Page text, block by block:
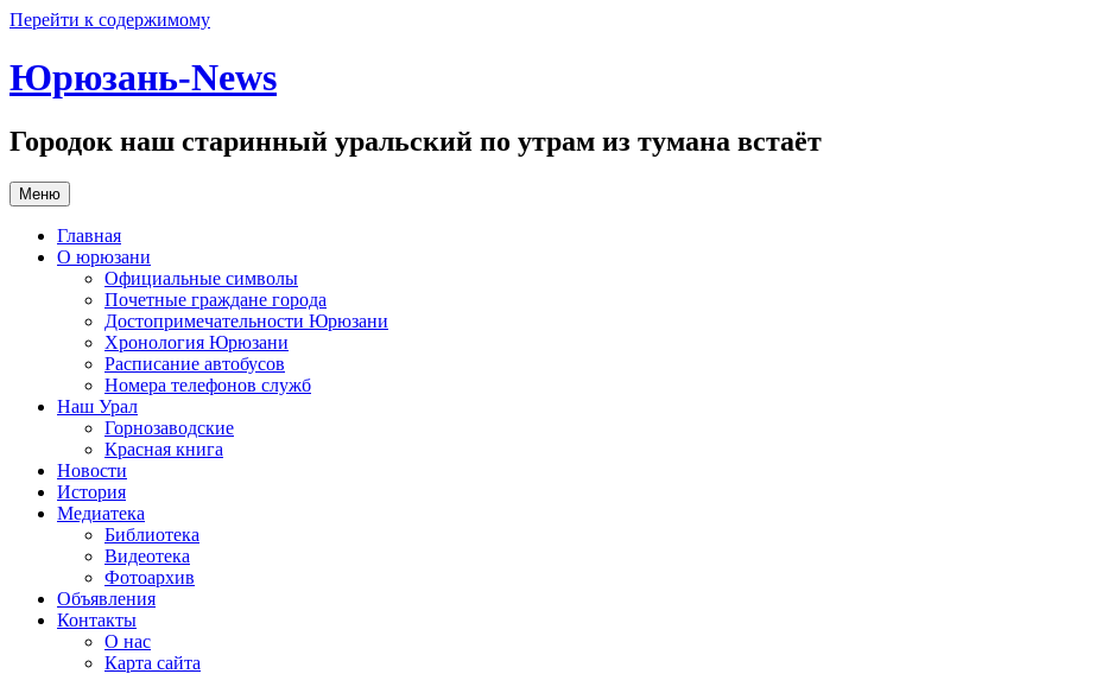
Перейти к содержимому
Юрюзань-News
Городок наш старинный уральский по утрам из тумана встаёт
Меню
Главная
О юрюзани
Официальные символы
Почетные граждане города
Достопримечательности Юрюзани
Хронология Юрюзани
Расписание автобусов
Номера телефонов служб
Наш Урал
Горнозаводские
Красная книга
Новости
История
Медиатека
Библиотека
Видеотека
Фотоархив
Объявления
Контакты
О нас
Карта сайта